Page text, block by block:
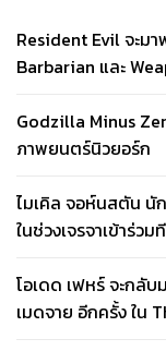
Resident Evil จะม
Barbarian และ
Godzilla Minus
ภาพยนตร์นิวยอร์ก
ไมเคิล จอห์นสตัน นั
ในช่วงเจรจาเข้าร่
โอเดด เฟหร์ จะกลั
เมดจาย อีกครั้ง ใน